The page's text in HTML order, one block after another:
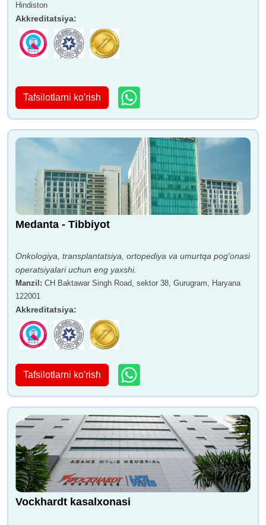
Hindiston
Akkreditatsiya:
Tafsilotlarni ko'rish
Medanta - Tibbiyot
Onkologiya, transplantatsiya, ortopediya va umurtqa pog'onasi
operatsiyalari uchun eng yaxshi.
Manzil : CH Baktawar Singh Road, sektor 38, Gurugram, Haryana
122001
Akkreditatsiya:
Tafsilotlarni ko'rish
Vockhardt kasalxonasi